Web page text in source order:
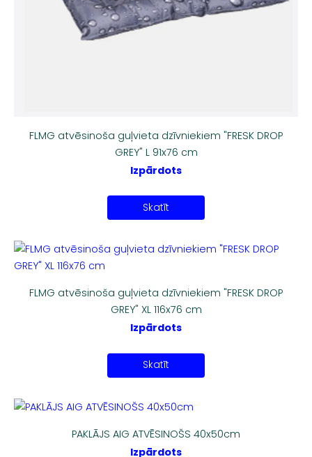
FLMG atvēsinoša guļvieta dzīvniekiem "FRESK DROP
GREY" L 91x76 cm
Izpārdots
Skatīt
FLMG atvēsinoša guļvieta dzīvniekiem "FRESK DROP
GREY" XL 116x76 cm
Izpārdots
Skatīt
PAKLĀJS AIG ATVĒSINOŠS 40x50cm
Izpārdots